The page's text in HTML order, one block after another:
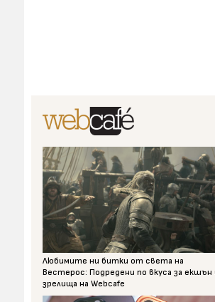
Любимите ни битки от света на
Вестерос: Подредени по вкуса за екшън
зрелища на Webcafe